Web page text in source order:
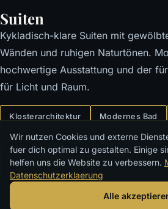
Suiten
Kykladisch-klare Suiten mit
Wänden und ruhigen Naturtönen.
hochwertige Ausstattung und der
für Licht und Raum.
Klosterarchitektur Modernes Bad
Verfügbarkeit prüfen
Wir nutzen Cookies und externe
fuer dich optimal zu gestalten. Einige
helfen uns die Website zu verbessern.
Datenschutzerklaerung
Alle